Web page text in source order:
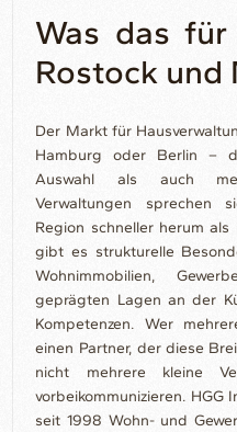
Was das
Rostock
Der Markt für
Hamburg oder Berlin –
Auswahl als auch
Verwaltungen sprechen
Region schneller herum
gibt es strukturelle
Wohnimmobilien,
geprägten Lagen an der
Kompetenzen. Wer
einen Partner, der diese
nicht mehrere kleine
vorbeikommunizieren.
seit 1998 Wohn- und